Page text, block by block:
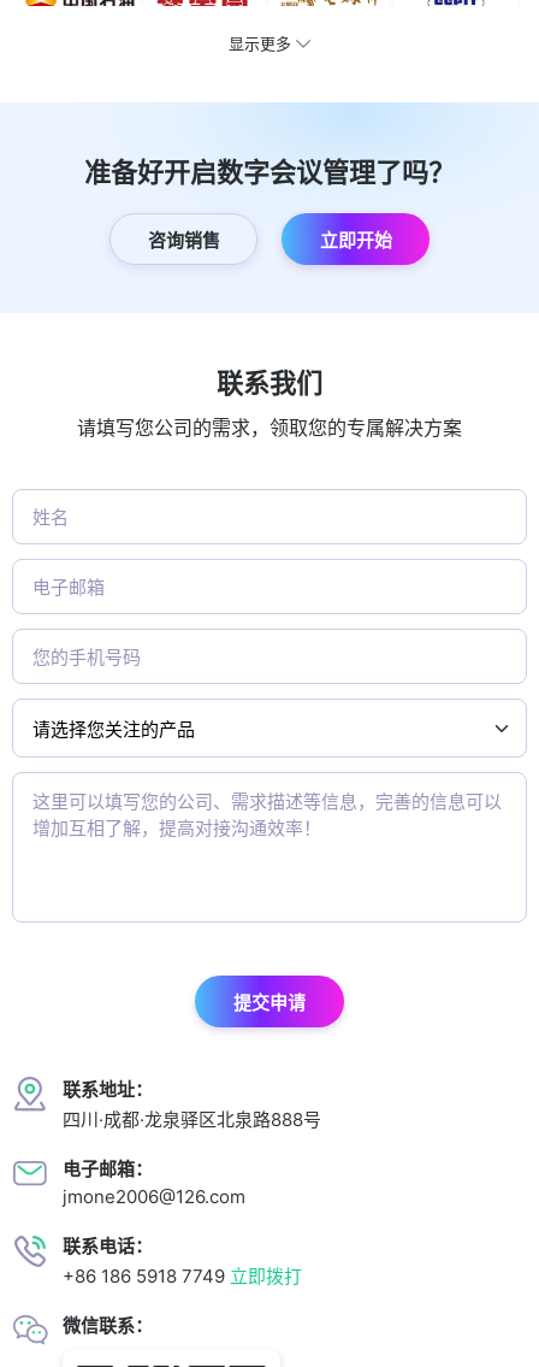
显示更多
准备好开启数字会议管理了吗？
咨询销售 立即开始
联系我们
请填写您公司的需求，领取您的专属解决方案
联系地址：
四川·成都·龙泉驿区北泉路888号
电子邮箱：
jmone2006@126.com
联系电话：
+86 186 5918 7749 立即拨打
微信联系：
提交申请